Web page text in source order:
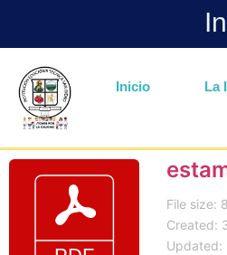
Inicio La
File size:
Created:
Updated: